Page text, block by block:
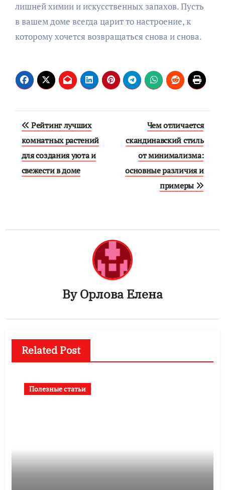
лишней химии и искусственных запахов. Пусть
в вашем доме всегда царит то настроение, к
которому хочется возвращаться снова и снова.
Навигация
по
записям
Рейтинг лучших
комнатных растений
для создания уюта и
свежести в доме
Чем отличается
скандинавский стиль
от минимализма:
основные различия и
примеры
ByОрлова Елена
Related Post
Полезные статьи